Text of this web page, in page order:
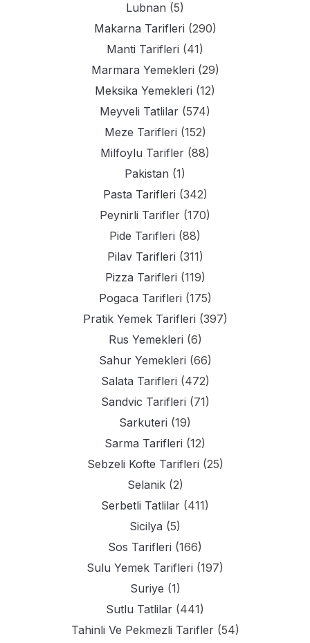
Lubnan (5)
Makarna Tarifleri (290)
Manti Tarifleri (41)
Marmara Yemekleri (29)
Meksika Yemekleri (12)
Meyveli Tatlilar (574)
Meze Tarifleri (152)
Milfoylu Tarifler (88)
Pakistan (1)
Pasta Tarifleri (342)
Peynirli Tarifler (170)
Pide Tarifleri (88)
Pilav Tarifleri (311)
Pizza Tarifleri (119)
Pogaca Tarifleri (175)
Pratik Yemek Tarifleri (397)
Rus Yemekleri (6)
Sahur Yemekleri (66)
Salata Tarifleri (472)
Sandvic Tarifleri (71)
Sarkuteri (19)
Sarma Tarifleri (12)
Sebzeli Kofte Tarifleri (25)
Selanik(2)
Serbetli Tatlilar (411)
Sicilya (5)
Sos Tarifleri (166)
Sulu Yemek Tarifleri (197)
Suriye (1)
Sutlu Tatlilar (441)
Tahinli Ve Pekmezli Tarifler(54)